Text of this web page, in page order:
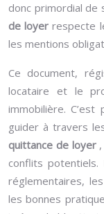
donc primordial de
de loyerrespecte
les mentions
Ce document,
locataire et le
immobilière.
guider à travers
quittance de loyer
conflits
réglementaires,
les bonnes